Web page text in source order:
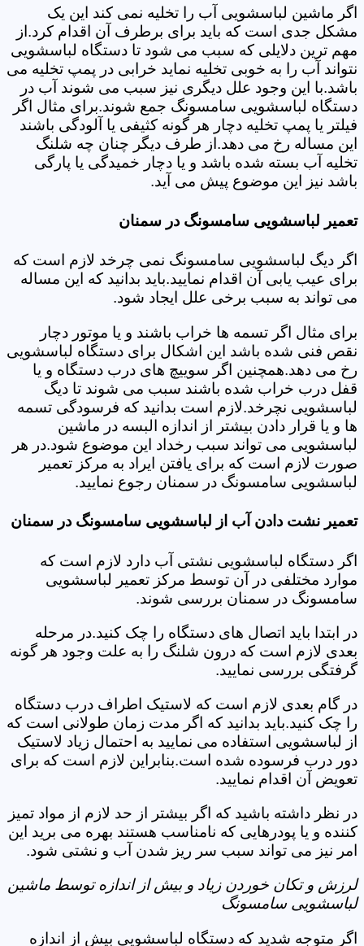
اگر ماشین لباسشویی آب را تخلیه نمی کند این یک
مشکل جدی است که باید برای برطرف آن اقدام کرد.از
مهم ترین دلایلی که سبب می شود تا دستگاه لباسشویی
نتواند آب را به خوبی تخلیه نماید خرابی در پمپ تخلیه می
باشد.با این وجود علل دیگری نیز سبب می شوند آب در
دستگاه لباسشویی سامسونگ جمع شوند.برای مثال اگر
فیلتر یا پمپ تخلیه دچار هر گونه کثیفی یا آلودگی باشند
این مساله رخ می دهد.از طرف دیگر چنان چه شلنگ
تخلیه آب بسته شده باشد و یا دچار خمیدگی یا پارگی
باشد نیز این موضوع پیش می آید.
تعمیر لباسشویی سامسونگ در سمنان
اگر دیگ لباسشویی سامسونگ نمی چرخد لازم است که
برای عیب یابی آن اقدام نمایید.باید بدانید که این مساله
می تواند به سبب برخی علل ایجاد شود.
برای مثال اگر تسمه ها خراب باشند و یا موتور دچار
نقص فنی شده باشد این اشکال برای دستگاه لباسشویی
رخ می دهد.همچنین اگر سوییچ های درب دستگاه و یا
قفل درب خراب شده باشند سبب می شوند تا دیگ
لباسشویی نچرخد.لازم است بدانید که فرسودگی تسمه
ها و یا قرار دادن بیشتر از اندازه البسه در ماشین
لباسشویی می تواند سبب رخداد این موضوع شود.در هر
صورت لازم است که برای یافتن ایراد به مرکز تعمیر
لباسشویی سامسونگ در سمنان رجوع نمایید.
تعمیر نشت دادن آب از لباسشویی سامسونگ در سمنان
اگر دستگاه لباسشویی نشتی آب دارد لازم است که
موارد مختلفی در آن توسط مرکز تعمیر لباسشویی
سامسونگ در سمنان بررسی شوند.
در ابتدا باید اتصال های دستگاه را چک کنید.در مرحله
بعدی لازم است که درون شلنگ را به علت وجود هر گونه
گرفتگی بررسی نمایید.
در گام بعدی لازم است که لاستیک اطراف درب دستگاه
را چک کنید.باید بدانید که اگر مدت زمان طولانی است که
از لباسشویی استفاده می نمایید به احتمال زیاد لاستیک
دور درب فرسوده شده است.بنابراین لازم است که برای
تعویض آن اقدام نمایید.
در نظر داشته باشید که اگر بیشتر از حد لازم از مواد تمیز
کننده و یا پودرهایی که نامناسب هستند بهره می برید این
امر نیز می تواند سبب سر ریز شدن آب و نشتی شود.
لرزش و تکان خوردن زیاد و بیش از اندازه توسط ماشین
لباسشویی سامسونگ
اگر متوجه شدید که دستگاه لباسشویی بیش از اندازه